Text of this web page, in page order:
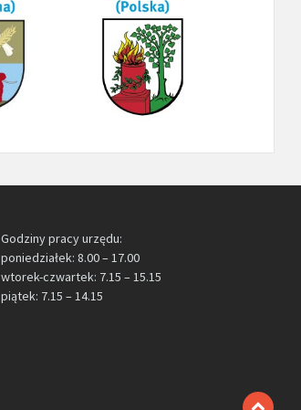
Godziny pracy urzędu:
poniedziałek: 8.00 – 17.00
wtorek-czwartek: 7.15 – 15.15
piątek: 7.15 – 14.15